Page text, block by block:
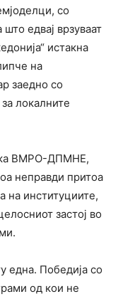
со
едвај врзуваат
истакна
на
заедно со
локалните
ВМРО-ДПМНЕ,
неправди притоа
на институциите,
застој во
една. Победија со
од кои не